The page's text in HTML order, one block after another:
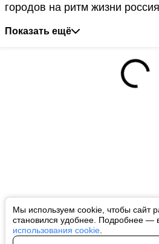
Мы используем cookie, чтобы сайт
становился удобнее. Подробнее —
использования cookie
городов на ритм жизни
Показать ещё